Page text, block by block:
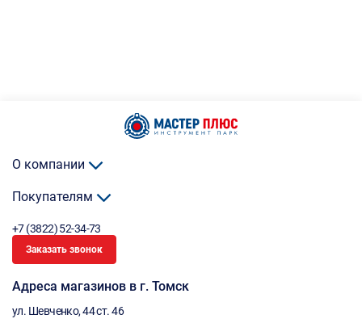
О компании
Покупателям
+7 (3822) 52-34-73
Заказать звонок
Адреса магазинов в г. Томск
ул. Шевченко, 44 ст. 46